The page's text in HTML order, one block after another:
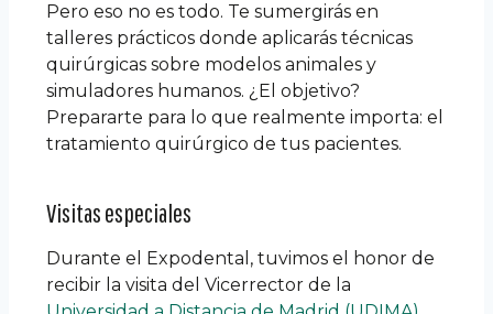
Pero eso no es todo. Te sumergirás en
talleres prácticos donde aplicarás técnicas
quirúrgicas sobre modelos animales y
simuladores humanos. ¿El objetivo?
Prepararte para lo que realmente importa: el
tratamiento quirúrgico de tus pacientes.
Visitas especiales
Durante el Expodental, tuvimos el honor de
recibir la visita del Vicerrector de la